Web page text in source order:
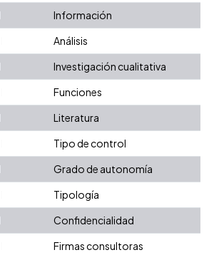
Información
Análisis
Investigación cualitativa
Funciones
Literatura
Tipo de control
Grado de autonomía
Tipología
Confidencialidad
Firmas consultoras